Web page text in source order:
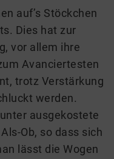
auf’s Stöckchen
Dies hat zur
vor allem ihre
Avanciertesten
trotz Verstärkung
werden.
ausgekostete
Ob, so dass sich
lässt die Wogen